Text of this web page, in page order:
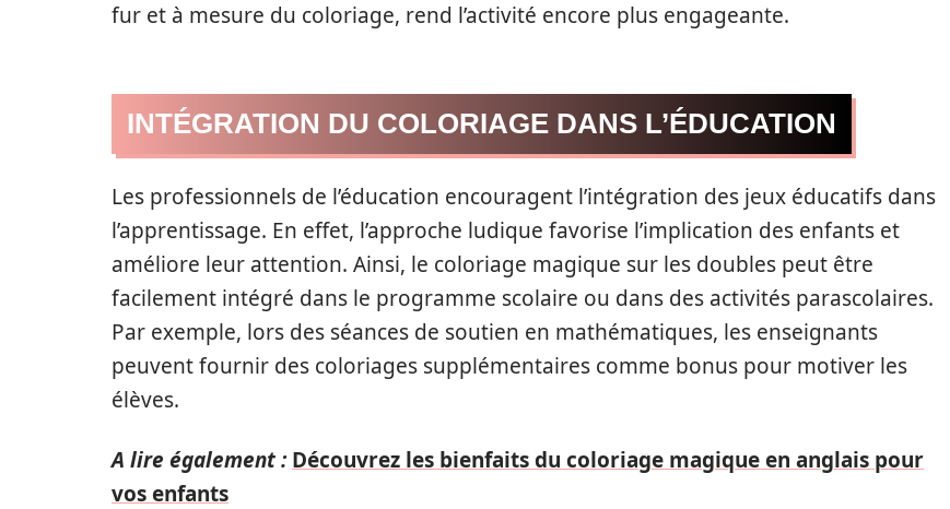
fur et à mesure du coloriage, rend l’activité encore plus engageante.
INTÉGRATION DU COLORIAGE DANS L’ÉDUCATION
Les professionnels de l’éducation encouragent l’intégration des jeux éducatifs dans
l’apprentissage. En effet, l’approche ludique favorise l’implication des enfants et
améliore leur attention. Ainsi, le coloriage magique sur les doubles peut être
facilement intégré dans le programme scolaire ou dans des activités parascolaires.
Par exemple, lors des séances de soutien en mathématiques, les enseignants
peuvent fournir des coloriages supplémentaires comme bonus pour motiver les
élèves.
A lire également : Découvrez les bienfaits du coloriage magique en anglais pour
vos enfants